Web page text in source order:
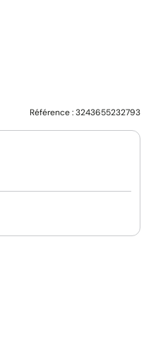
Référence :3243655232793